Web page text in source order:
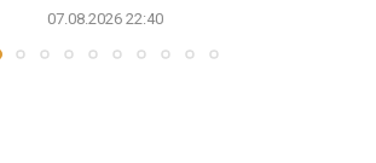
07.08.2026 22:40